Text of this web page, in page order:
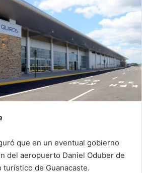
que en un eventual gobierno
del aeropuerto Daniel Oduber de
de Guanacaste.